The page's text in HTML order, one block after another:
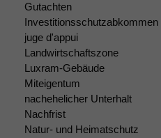
Gutachten
Investitionsschutzabkommen
juge d'appui
Landwirtschaftszone
Luxram-Gebäude
Miteigentum
nachehelicher Unterhalt
Nachfrist
Natur- und Heimatschutz